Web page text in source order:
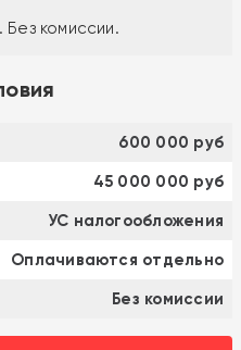
комиссии.
600 000 руб
45 000 000 руб
УС налогообложения
Оплачиваются отдельно
Без комиссии